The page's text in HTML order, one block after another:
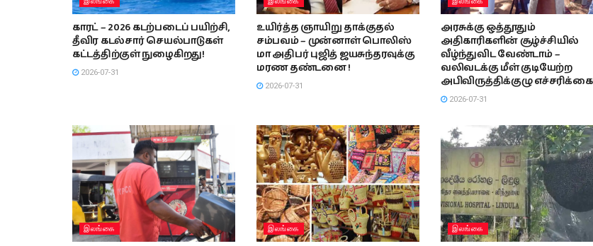
காரட் – 2026 கடற்படைப் பயிற்சி,
தீவிர கடல்சார் செயல்பாடுகள்
கட்டத்திற்குள் நுழைகிறது!
2026-07-31
உயிர்த்த ஞாயிறு தாக்குதல்
சம்பவம் – முன்னாள் பொலிஸ்
மா அதிபர் புஜித் ஜயசுந்தரவுக்கு
மரண தண்டனை !
2026-07-31
அரசுக்கு ஒத்தூதும்
அதிகாரிகளின் சூழ்ச்சியில்
வீழ்ந்துவிட வேண்டாம் –
வலிவடக்கு மீள் குடியேற்ற
அபிவிருத்திக்குழு
2026-07-31
இலங்கை இலங்கை இலங்கை